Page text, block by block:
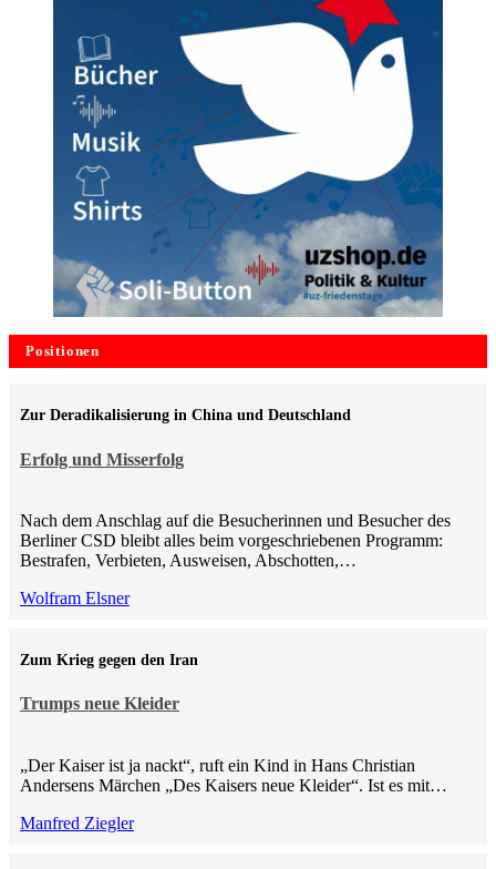
Positionen
Erfolg und Misserfolg
Zur Deradikalisierung in China und Deutschland
Nach dem Anschlag auf die Besucherinnen und Besucher des
Berliner CSD bleibt alles beim vorgeschriebenen Programm:
Bestrafen, Verbieten, Ausweisen, Abschotten,…
Wolfram Elsner
Trumps neue Kleider
Zum Krieg gegen den Iran
„Der Kaiser ist ja nackt“, ruft ein Kind in Hans Christian
Andersens Märchen „Des Kaisers neue Kleider“. Ist es mit…
Manfred Ziegler